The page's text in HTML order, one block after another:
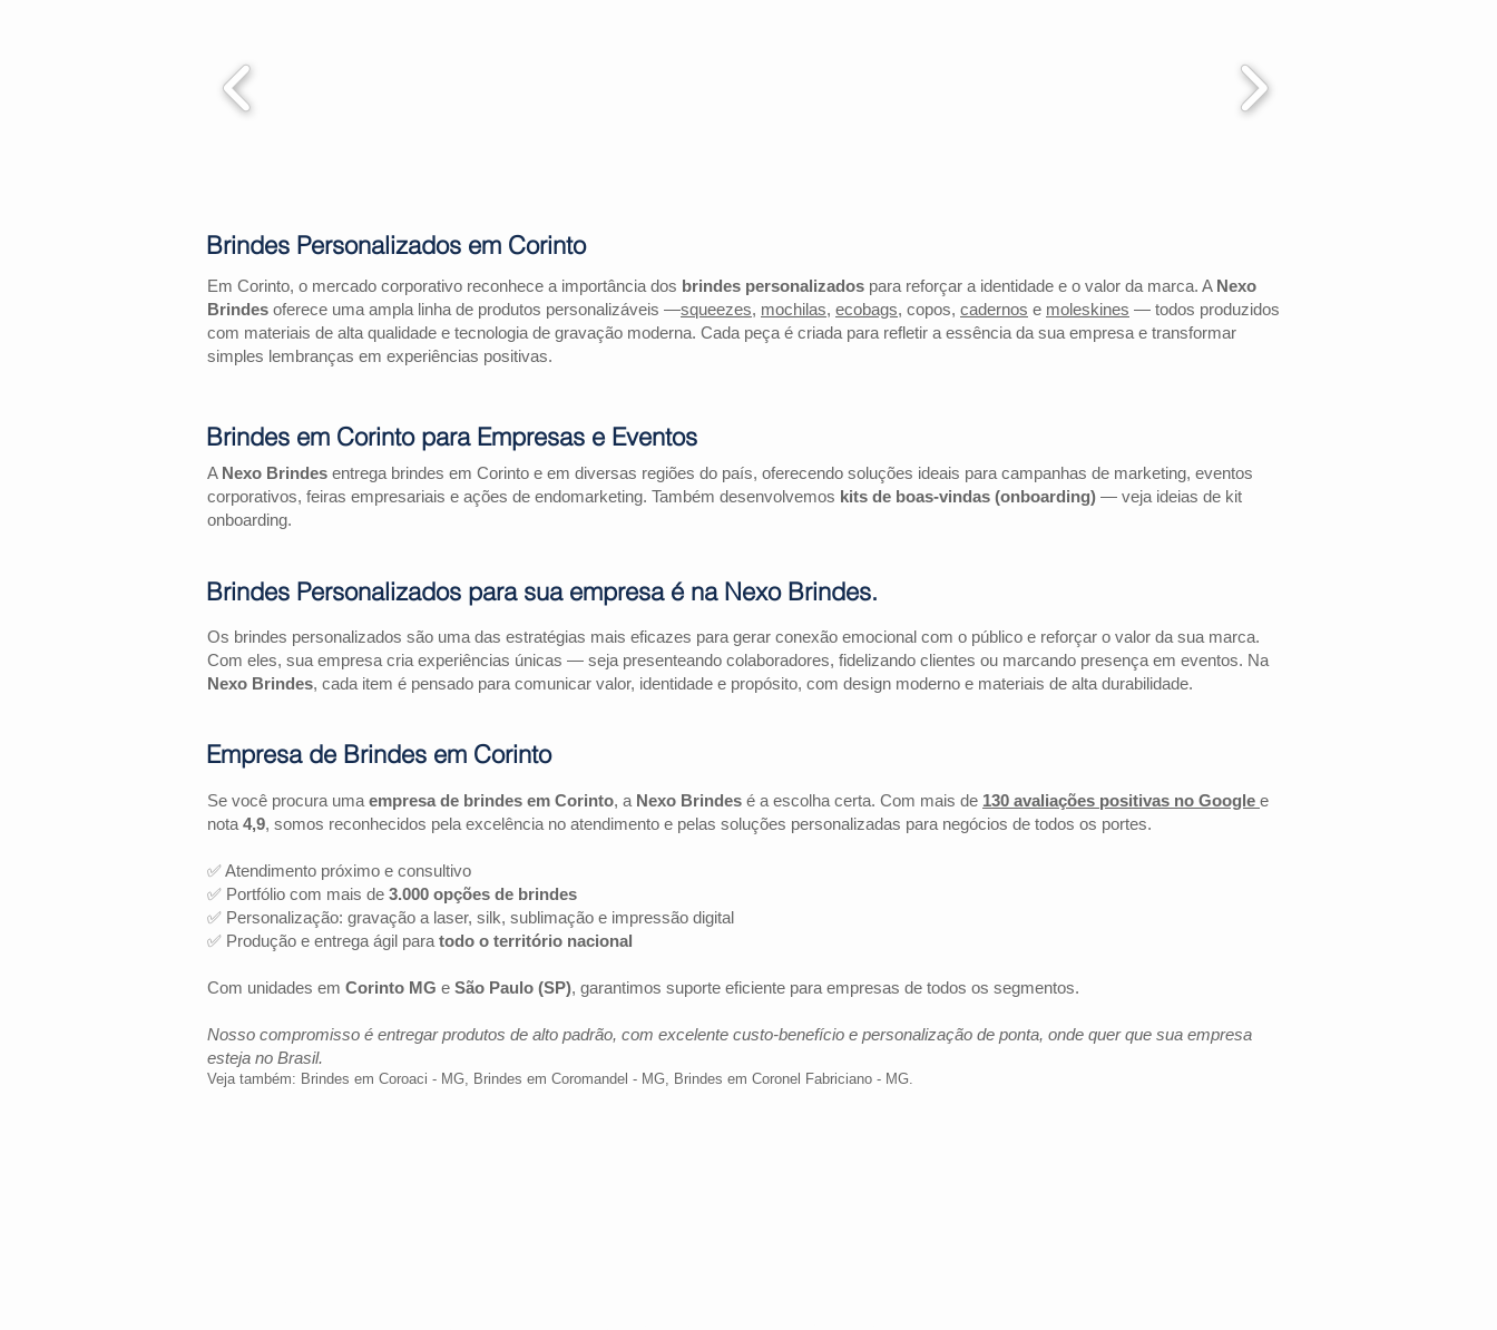
Em Corinto, o mercado corporativo reconhece a importância dos brindes personalizados para reforçar a identidade e o valor da marca. A Nexo
Brindes oferece uma ampla linha de produtos personalizáveis —squeezes, mochilas, ecobags, copos, cadernos e moleskines — todos produzidos
com materiais de alta qualidade e tecnologia de gravação moderna. Cada peça é criada para refletir a essência da sua empresa e transformar
simples lembranças em experiências positivas.
A Nexo Brindes entrega brindes em Corinto e em diversas regiões do país, oferecendo soluções ideais para campanhas de marketing, eventos
corporativos, feiras empresariais e ações de endomarketing. Também desenvolvemos kits de boas-vindas (onboarding) — veja ideias de kit
onboarding.
Os brindes personalizados são uma das estratégias mais eficazes para gerar conexão emocional com o público e reforçar o valor da sua marca.
Com eles, sua empresa cria experiências únicas — seja presenteando colaboradores, fidelizando clientes ou marcando presença em eventos. Na
Nexo Brindes, cada item é pensado para comunicar valor, identidade e propósito, com design moderno e materiais de alta durabilidade.
Se você procura uma empresa de brindes em Corinto, a Nexo Brindes é a escolha certa. Com mais de 130 avaliações positivas no Google e
nota 4,9, somos reconhecidos pela excelência no atendimento e pelas soluções personalizadas para negócios de todos os portes.
✅ Atendimento próximo e consultivo
✅ Portfólio com mais de 3.000 opções de brindes
✅ Personalização: gravação a laser, silk, sublimação e impressão digital
✅ Produção e entrega ágil para todo o território nacional
Com unidades em Corinto MG e São Paulo (SP), garantimos suporte eficiente para empresas de todos os segmentos.
Nosso compromisso é entregar produtos de alto padrão, com excelente custo-benefício e personalização de ponta, onde quer que sua empresa
esteja no Brasil.
Veja também: Brindes em Coroaci - MG, Brindes em Coromandel - MG, Brindes em Coronel Fabriciano - MG.
Brindes Personalizados em Corinto
Brindes em Corinto para Empresas e Eventos
Brindes Personalizados para sua empresa é na Nexo Brindes.
Empresa de Brindes em Corinto